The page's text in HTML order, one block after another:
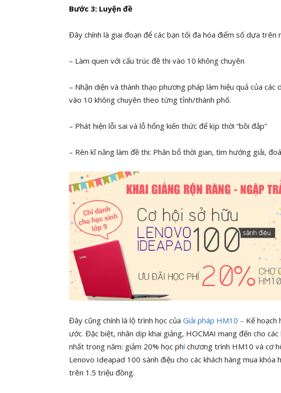
Bước 3: Luyện đề
Đây chính là giai đoạn để các bạn tối đa hóa điểm số dựa trên
– Làm quen với cấu trúc đề thi vào 10 không chuyên
– Nhận diện và thành thạo phương pháp làm hiệu quả của
vào 10 không chuyên theo từng tỉnh/thành phố.
– Phát hiện lỗi sai và lỗ hổng kiến thức để kịp thời “bồi đắp”
– Rèn kĩ năng làm đề thi: Phân bổ thời gian, tìm hướng giải,
Đây cũng chính là lộ trình học của Giải pháp HM10 – Kế
ước. Đặc biệt, nhân dịp khai giảng, HOCMAI mang đến cho
nhất trong năm: giảm 20% học phíchương trình HM10 và cơ
Lenovo Ideapad 100 sành điệu cho các khách hàng mua
trên 1.5 triệu đồng.